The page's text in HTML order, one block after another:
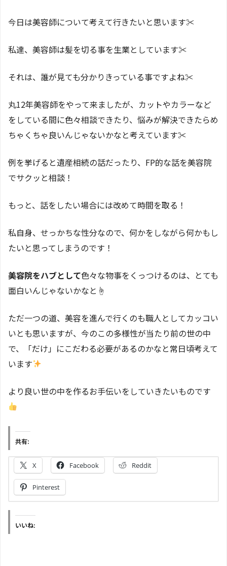
今日は美容師について考えて行きたいと思います✂︎
私達、美容師は髪を切る事を生業としています✂︎
それは、誰が見ても分かりきっている事ですよね✂︎
丸12年美容師をやって来ましたが、カットやカラーなど
をしている間に色々相談できたり、悩みが解決できたらめ
ちゃくちゃ良いんじゃないかなと考えています✂︎
例を挙げると遺産相続の話だったり、FP的な話を美容院
でサクッと相談！
もっと、話をしたい場合には改めて時間を取る！
私自身、せっかちな性分なので、何かをしながら何かもし
たいと思ってしまうのです！
美容院をハブとして色々な物事をくっつけるのは、とても
面白いんじゃないかなと☝️
ただ一つの道、美容を進んで行くのも職人としてカッコい
いとも思いますが、今のこの多様性が当たり前の世の中
で、「だけ」にこだわる必要があるのかなと常日頃考えて
います
より良い世の中を作るお手伝いをしていきたいものです
共有:
X Facebook Reddit
Pinterest
いいね: